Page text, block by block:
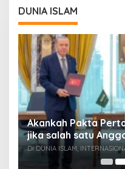
DUNIA ISLAM
Akankah Pakta
jika salah satu
Di DUNIA ISLAM,